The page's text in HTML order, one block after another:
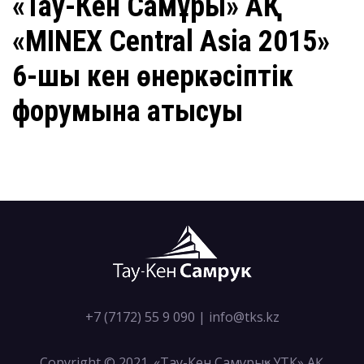
«MINEX Central Asia 2015»
6-шы кен өнеркәсіптік
форумына қатысуы
+7 (7172) 55 9 090 | info@tks.kz